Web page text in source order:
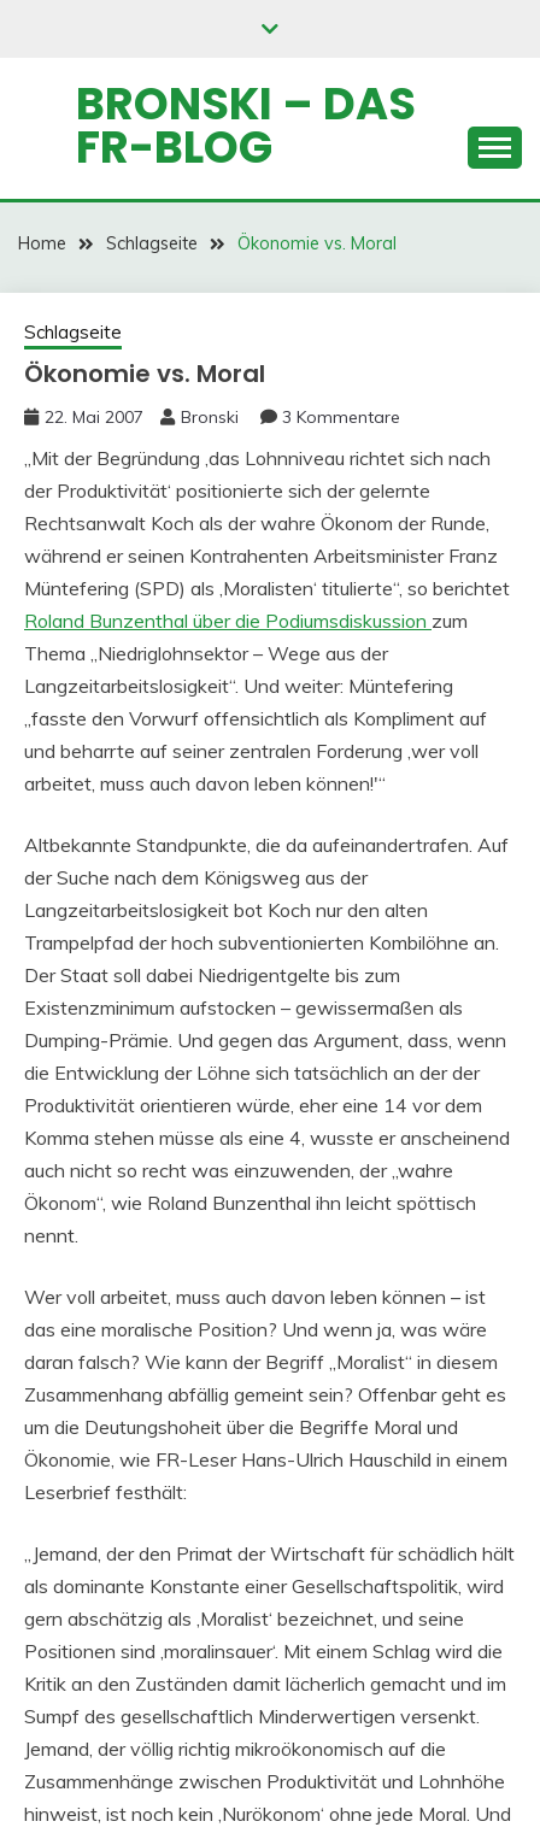
BRONSKI – DAS
FR-BLOG
Home Schlagseite Ökonomie vs. Moral
Schlagseite
Ökonomie vs. Moral
22. Mai 2007 Bronski 3 Kommentare
„Mit der Begründung ‚das Lohnniveau richtet sich nach
der Produktivität‘ positionierte sich der gelernte
Rechtsanwalt Koch als der wahre Ökonom der Runde,
während er seinen Kontrahenten Arbeitsminister Franz
Müntefering (SPD) als ‚Moralisten‘ titulierte“, so berichtet
Roland Bunzenthal über die Podiumsdiskussion zum
Thema „Niedriglohnsektor – Wege aus der
Langzeitarbeitslosigkeit“. Und weiter: Müntefering
„fasste den Vorwurf offensichtlich als Kompliment auf
und beharrte auf seiner zentralen Forderung ‚wer voll
arbeitet, muss auch davon leben können!'“
Altbekannte Standpunkte, die da aufeinandertrafen. Auf
der Suche nach dem Königsweg aus der
Langzeitarbeitslosigkeit bot Koch nur den alten
Trampelpfad der hoch subventionierten Kombilöhne an.
Der Staat soll dabei Niedrigentgelte bis zum
Existenzminimum aufstocken – gewissermaßen als
Dumping-Prämie. Und gegen das Argument, dass, wenn
die Entwicklung der Löhne sich tatsächlich an der der
Produktivität orientieren würde, eher eine 14 vor dem
Komma stehen müsse als eine 4, wusste er anscheinend
auch nicht so recht was einzuwenden, der „wahre
Ökonom“, wie Roland Bunzenthal ihn leicht spöttisch
nennt.
Wer voll arbeitet, muss auch davon leben können – ist
das eine moralische Position? Und wenn ja, was wäre
daran falsch? Wie kann der Begriff „Moralist“ in diesem
Zusammenhang abfällig gemeint sein? Offenbar geht es
um die Deutungshoheit über die Begriffe Moral und
Ökonomie, wie FR-Leser Hans-Ulrich Hauschild in einem
Leserbrief festhält:
„Jemand, der den Primat der Wirtschaft für schädlich hält
als dominante Konstante einer Gesellschaftspolitik, wird
gern abschätzig als ‚Moralist‘ bezeichnet, und seine
Positionen sind ‚moralinsauer‘. Mit einem Schlag wird die
Kritik an den Zuständen damit lächerlich gemacht und im
Sumpf des gesellschaftlich Minderwertigen versenkt.
Jemand, der völlig richtig mikroökonomisch auf die
Zusammenhänge zwischen Produktivität und Lohnhöhe
hinweist, ist noch kein ‚Nurökonom‘ ohne jede Moral. Und